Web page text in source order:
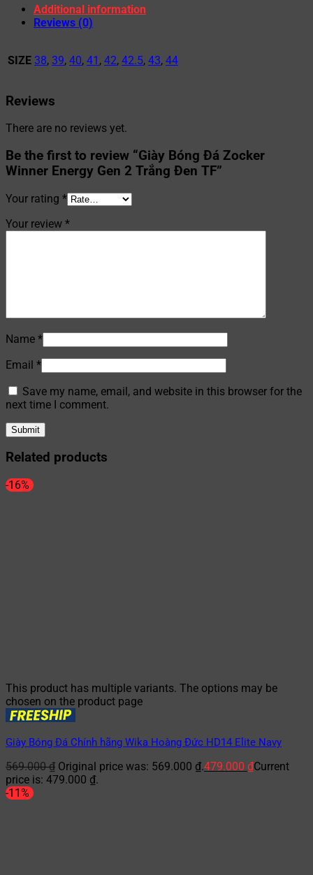
Additional information
Reviews (0)
SIZE 38, 39, 40, 41 , 42, 42.5, 43, 44
Reviews
There are no reviews yet.
Be the first to review “Giày Bóng Đá Zocker
Winner Energy Gen 2 Trắng Đen TF”
Your rating *
Your review *
Name *
Email *
Save my name, email, and website in this browser for the
next time I comment.
Related products
-16%
This product has multiple variants. The options may be
chosen on the product page
Giày Bóng Đá Chính hãng Wika Hoàng Đức HD14 Elite Navy
569.000₫ Original price was: 569.000 ₫.479.000 ₫Current
price is: 479.000 ₫.
-11%